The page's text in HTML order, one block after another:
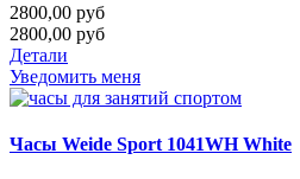
2800,00 руб
2800,00 руб
Детали
Уведомить меня
Часы Weide Sport 1041WH White